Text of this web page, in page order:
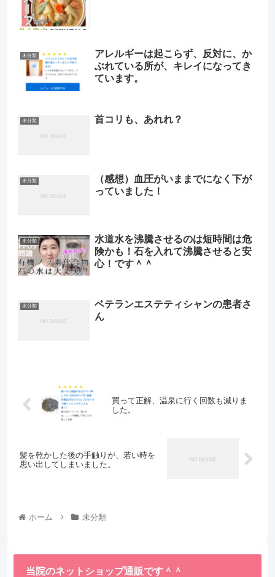
未分類
アレルギーは起こらず、反対に、か
ぶれている所が、キレイになってき
ています。
未分類 首コリも、あれれ？
未分類
（感想）血圧がいままでになく下が
っていました！
未分類
水道水を沸騰させるのは短時間は危
険かも！石を入れて沸騰させると安
心！です＾＾
未分類
ベテランエステティシャンの患者さ
ん
買って正解、温泉に行く回数も減りま
した。
髪を乾かした後の手触りが、若い時を
思い出してしまいました。
ホーム 未分類
当院のネットショップ通販です＾＾